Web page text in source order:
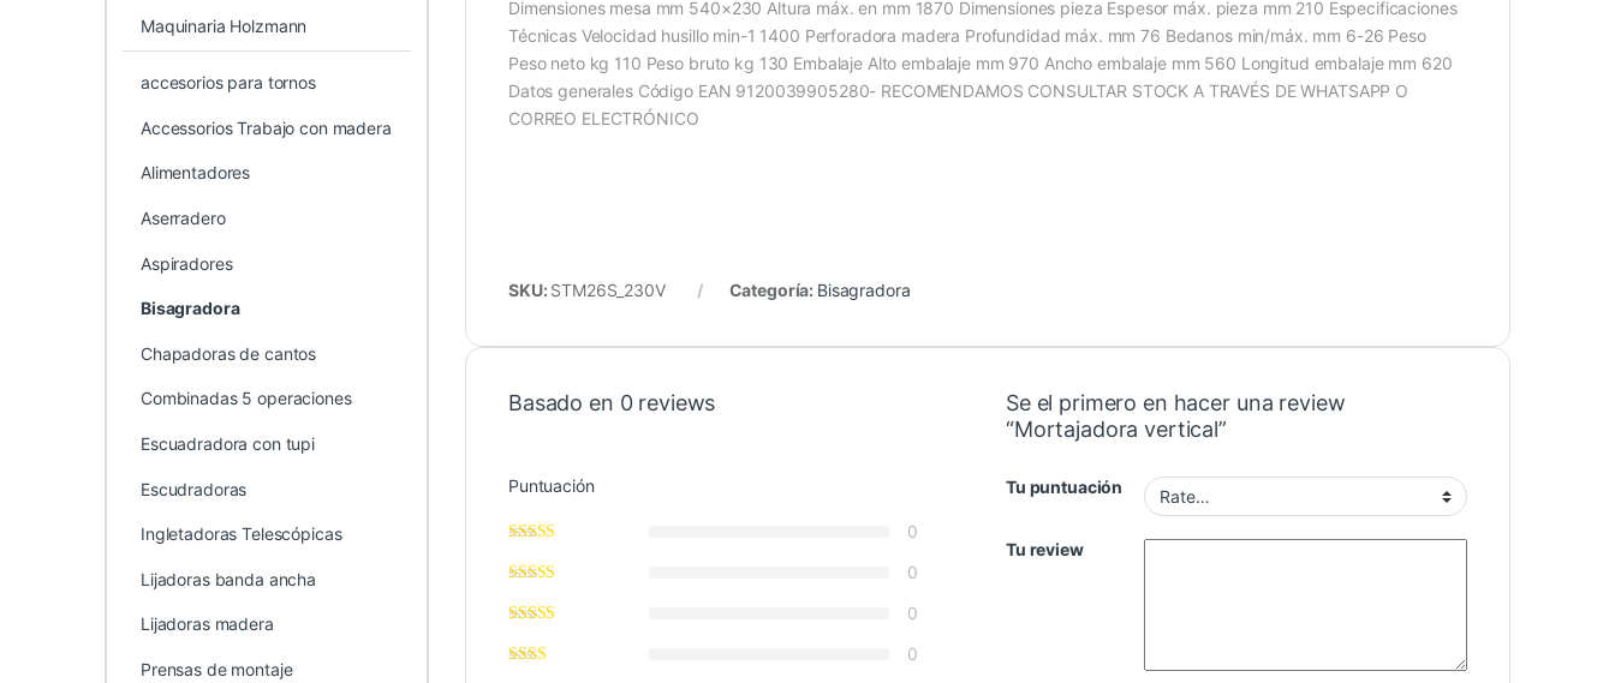
Dimensiones mesa mm 540×230 Altura máx. en mm 1870 Dimensiones pieza Espesor máx. pieza mm 210 Especificaciones
Técnicas Velocidad husillo min-1 1400 Perforadora madera Profundidad máx. mm 76 Bedanos min/máx. mm 6-26 Peso
Peso neto kg 110 Peso bruto kg 130 Embalaje Alto embalaje mm 970 Ancho embalaje mm 560 Longitud embalaje mm 620
Datos generales Código EAN 9120039905280- RECOMENDAMOS CONSULTAR STOCK A TRAVÉS DE WHATSAPP O
CORREO ELECTRÓNICO
SKU: STM26S_230V Categoría: Bisagradora
Basado en 0 reviews
Puntuación
0
0
0
0
Se el primero en hacer una review
“Mortajadora vertical”
Tu puntuación
Tu review
Maquinaria Holzmann
accesorios para tornos
Accessorios Trabajo con madera
Alimentadores
Aserradero
Aspiradores
Bisagradora
Chapadoras de cantos
Combinadas 5 operaciones
Escuadradora con tupi
Escudradoras
Ingletadoras Telescópicas
Lijadoras banda ancha
Lijadoras madera
Prensas de montaje